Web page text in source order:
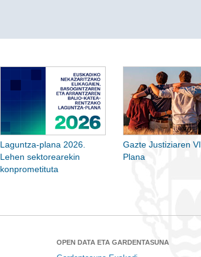
Laguntza-plana 2026.
Lehen sektorearekin
konprometituta
Gazte Justiziaren VI.
Plana
OPEN DATA ETA GARDENTASUNA